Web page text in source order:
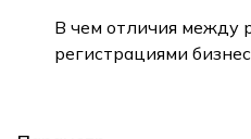
В чем отличия между
регистрациями